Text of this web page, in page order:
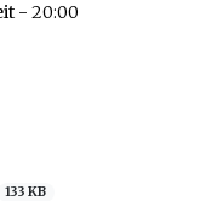
- 20:00
133 KB